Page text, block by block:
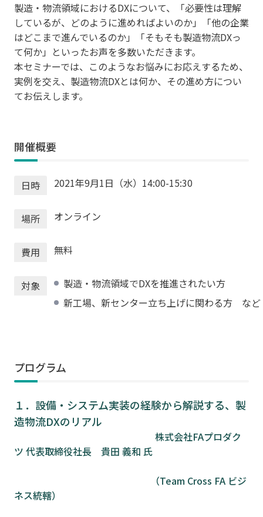
製造・物流領域におけるDXについて、「必要性は理解
しているが、どのように進めればよいのか」「他の企業
はどこまで進んでいるのか」「そもそも製造物流DXっ
て何か」といったお声を多数いただきます。
本セミナーでは、このようなお悩みにお応えするため、
実例を交え、製造物流DXとは何か、その進め方につい
てお伝えします。
開催概要
日時 2021年9月1日（水）14:00-15:30
場所 オンライン
費用 無料
対象
製造・物流領域でDXを推進されたい方
新工場、新センター立ち上げに関わる方 など
プログラム
１．設備・システム実装の経験から解説する、製
造物流DXのリアル
株式会社FAプロダク
ツ 代表取締役社長 貴田 義和 氏
（Team Cross FA ビジ
ネス統轄）